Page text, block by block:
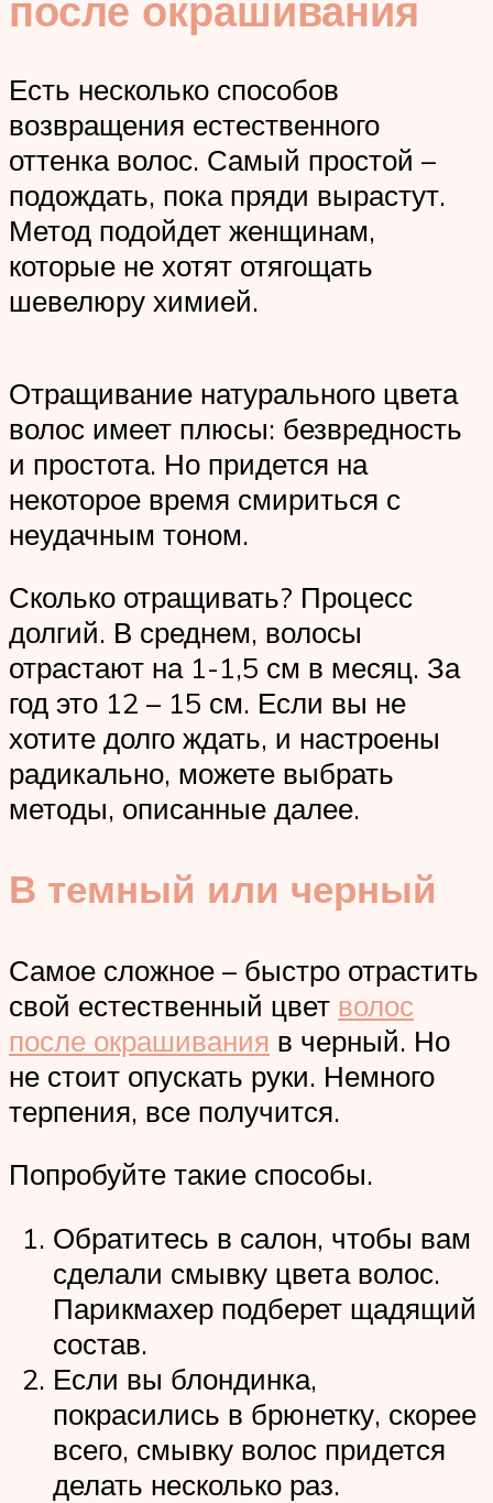
Есть несколько способов
возвращения естественного
оттенка волос. Самый простой –
подождать, пока пряди вырастут.
Метод подойдет женщинам,
которые не хотят отягощать
шевелюру химией.
Отращивание натурального цвета
волос имеет плюсы: безвредность
и простота. Но придется на
некоторое время смириться с
неудачным тоном.
Сколько отращивать? Процесс
долгий. В среднем, волосы
отрастают на 1-1,5 см в месяц. За
год это 12 – 15 см. Если вы не
хотите долго ждать, и настроены
радикально, можете выбрать
методы, описанные далее.
В темный или черный
Самое сложное – быстро отрастить
свой естественный цвет волос
после окрашивания в черный. Но
не стоит опускать руки. Немного
терпения, все получится.
Попробуйте такие способы.
Обратитесь в салон, чтобы вам
сделали смывку цвета волос.
Парикмахер подберет щадящий
состав.
Если вы блондинка,
покрасились в брюнетку, скорее
всего, смывку волос придется
делать несколько раз.